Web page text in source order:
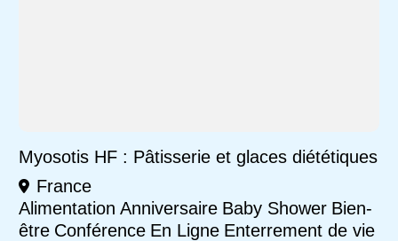
Myosotis HF : Pâtisserie et glaces diététiques
France
Alimentation Anniversaire Baby Shower Bien-
être Conférence En Ligne Enterrement de vie